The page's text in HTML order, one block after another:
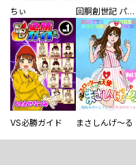
ちぃ 回胴創世記 パチスロを創った男達
VS必勝ガイド まさしんげ～る